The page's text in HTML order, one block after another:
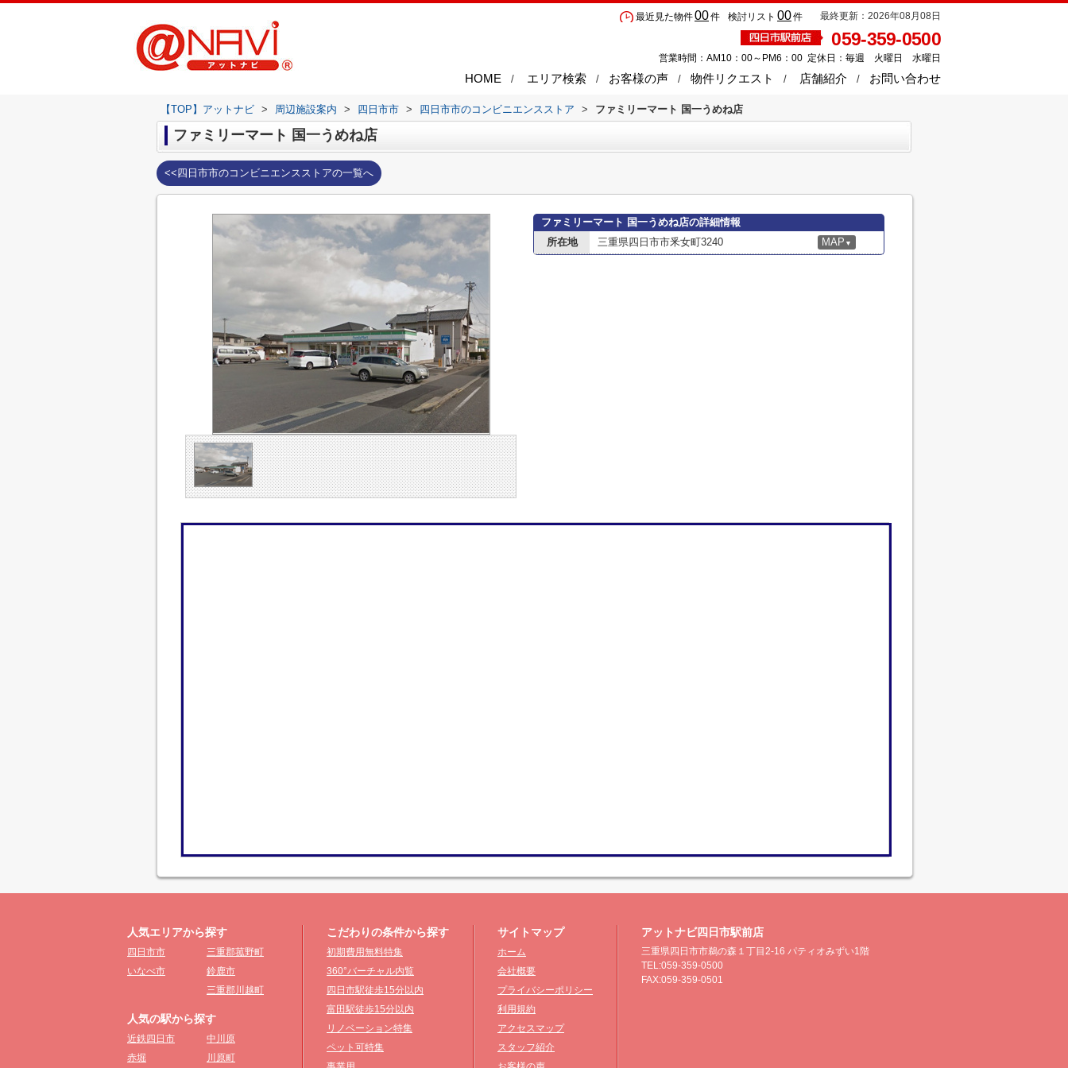
最終更新：2026年08月08日
検討リスト 00件
最近見た物件00件
059-359-0500
営業時間：AM10：00～PM6：00 定休日：毎週 火曜日 水曜日
お問い合わせ
店舗紹介
物件リクエスト
お客様の声
エリア検索
HOME
【TOP】アットナビ > 周辺施設案内 > 四日市市 > 四日市市のコンビニエンスストア > ファミリーマート 国一うめね店
ファミリーマート 国一うめね店
<<四日市市のコンビニエンスストアの一覧へ
ファミリーマート 国一うめね店の詳細情報
所在地
三重県四日市市釆女町3240 MAP ▼
人気エリアから探す
四日市市
三重郡菰野町
いなべ市
鈴鹿市
三重郡川越町
人気の駅から探す
近鉄四日市
中川原
赤堀
川原町
こだわりの条件から探す
初期費用無料特集
360°バーチャル内覧
四日市駅徒歩15分以内
富田駅徒歩15分以内
リノベーション特集
ペット可特集
サイトマップ
ホーム
会社概要
プライバシーポリシー
利用規約
アクセスマップ
スタッフ紹介
アットナビ四日市駅前店
三重県四日市市鵜の森１丁目2-16 パティオみずい1階
TEL:059-359-0500
FAX:059-359-0501